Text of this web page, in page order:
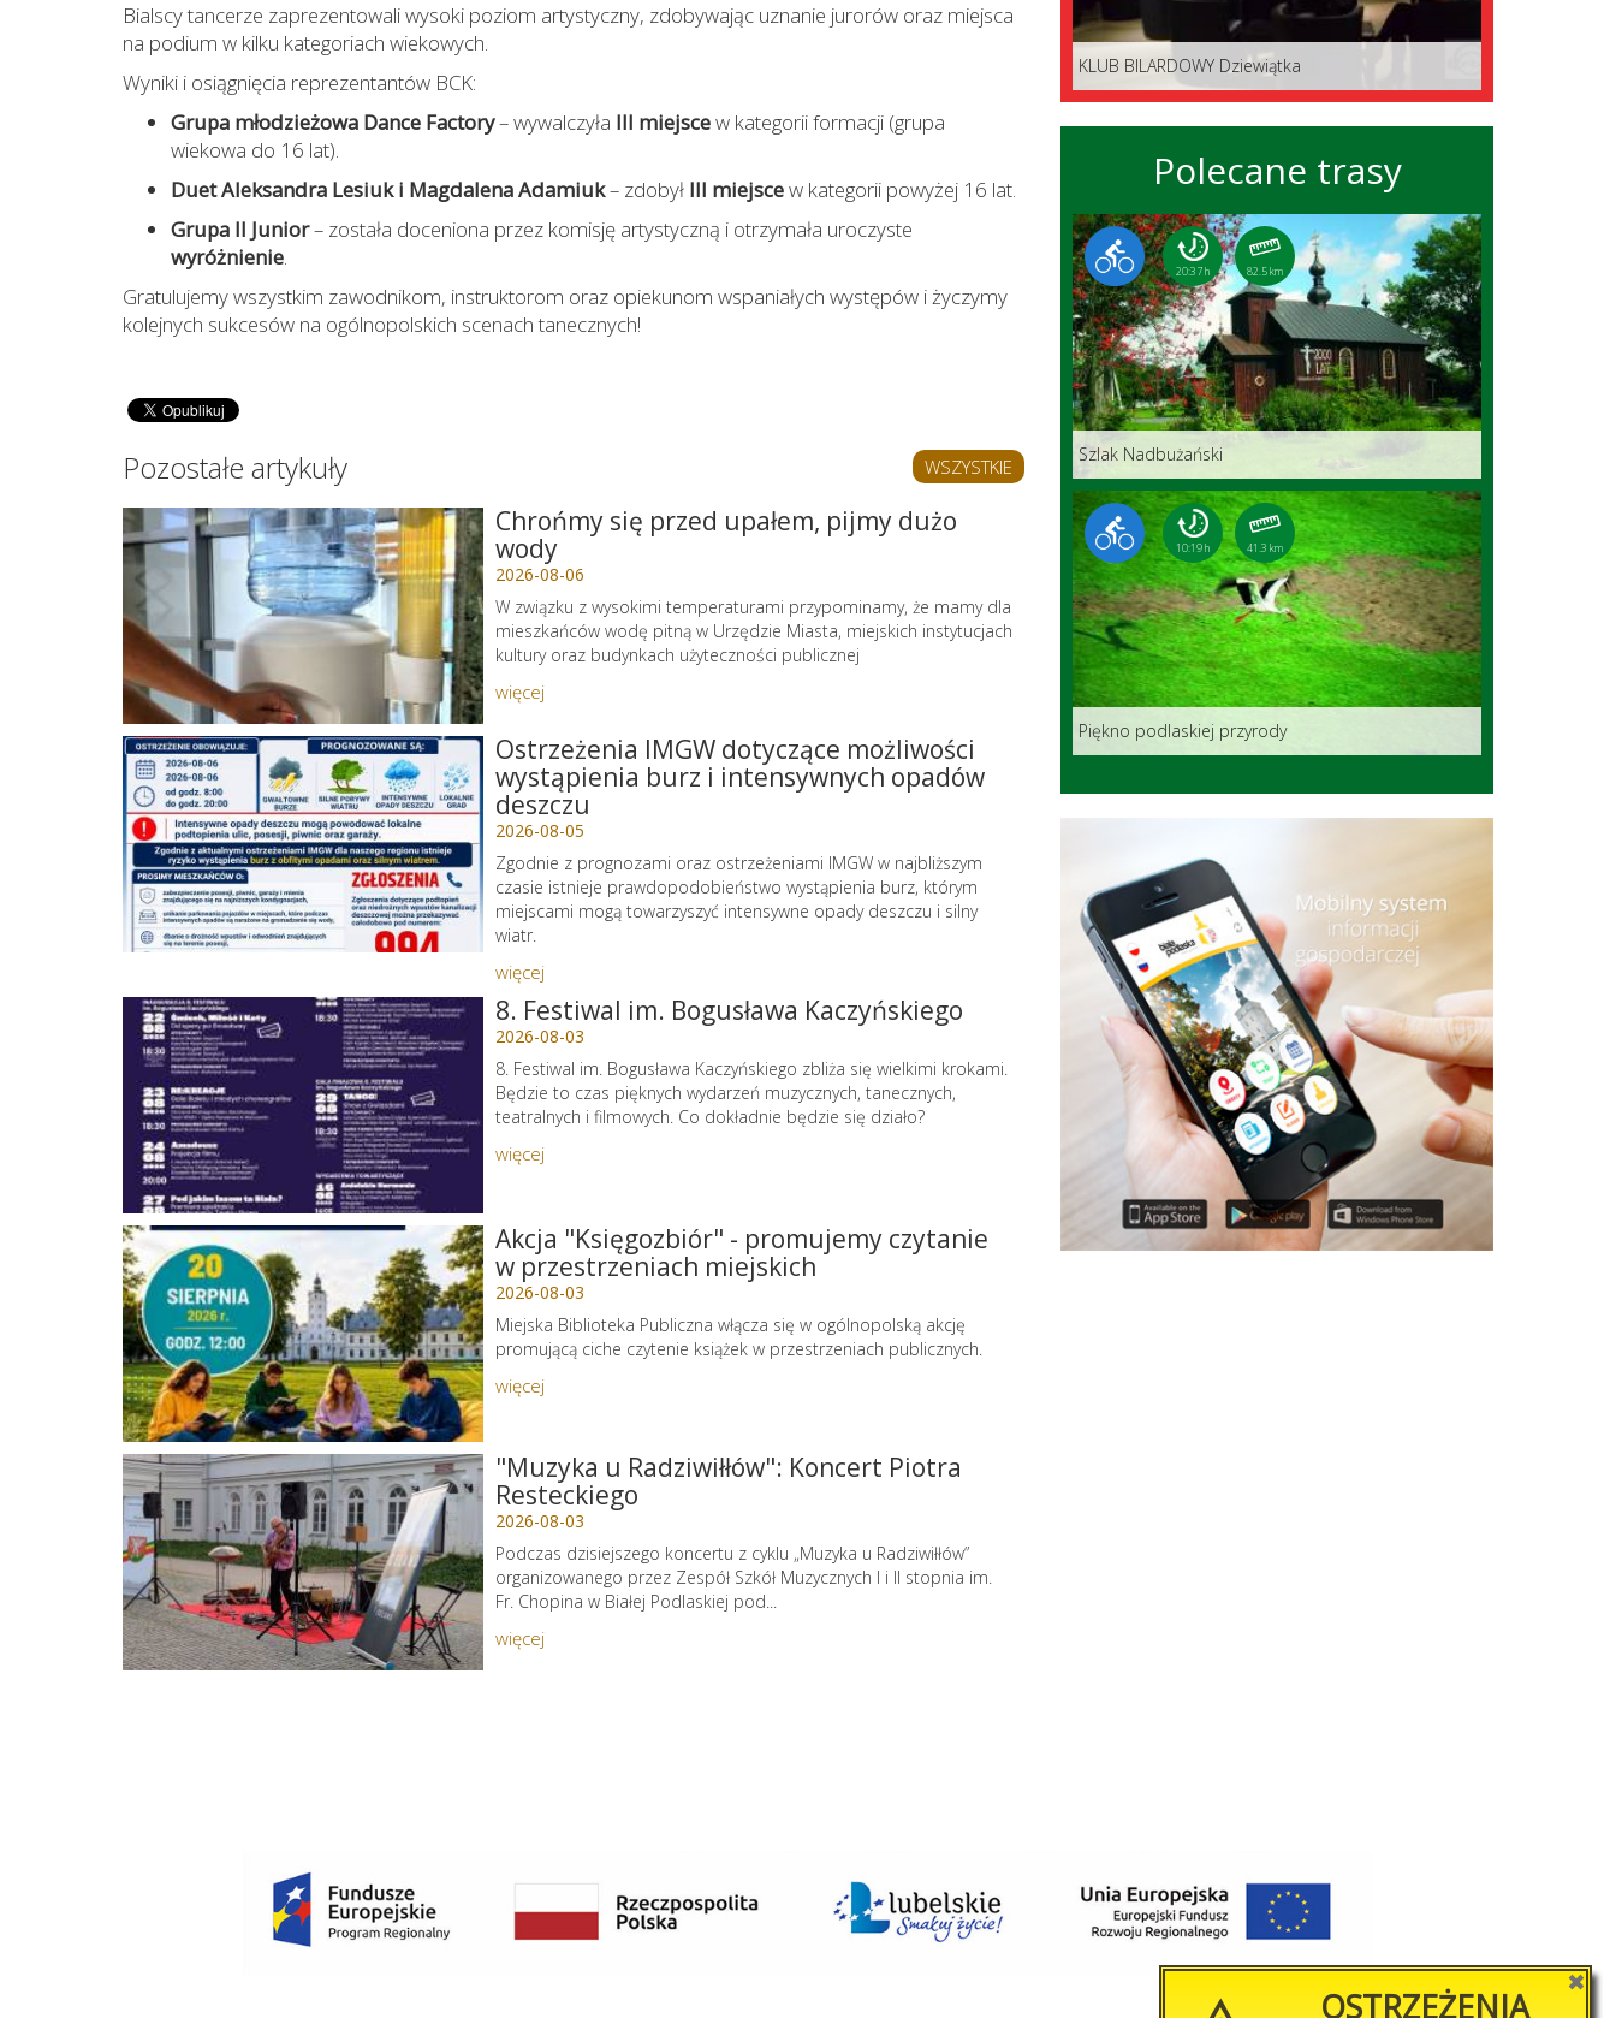
Bialscy tancerze zaprezentowali wysoki poziom artystyczny, zdobywając uznanie jurorów oraz miejsca
na podium w kilku kategoriach wiekowych.
Wyniki i osiągnięcia reprezentantów BCK:
Grupa młodzieżowa Dance Factory– wywalczyła III miejscew kategorii formacji (grupa
wiekowa do 16 lat).
Duet Aleksandra Lesiuk i Magdalena Adamiuk– zdobył III miejscew kategorii powyżej 16 lat.
Grupa II Junior– została doceniona przez komisję artystyczną i otrzymała uroczyste
wyróżnienie.
Gratulujemy wszystkim zawodnikom, instruktorom oraz opiekunom wspaniałych występów i życzymy
kolejnych sukcesów na ogólnopolskich scenach tanecznych!
Pozostałe artykuły WSZYSTKIE
Chrońmy się przed upałem, pijmy dużo
wody
2026-08-06
W związku z wysokimi temperaturami przypominamy, że mamy dla
mieszkańców wodę pitną w Urzędzie Miasta, miejskich instytucjach
kultury oraz budynkach użyteczności publicznej
więcej
Ostrzeżenia IMGW dotyczące możliwości
wystąpienia burz i intensywnych opadów
deszczu
2026-08-05
Zgodnie z prognozami oraz ostrzeżeniami IMGW w najbliższym
czasie istnieje prawdopodobieństwo wystąpienia burz, którym
miejscami mogą towarzyszyć intensywne opady deszczu i silny
wiatr.
więcej
8. Festiwal im. Bogusława Kaczyńskiego
2026-08-03
8. Festiwal im. Bogusława Kaczyńskiego zbliża się wielkimi krokami.
Będzie to czas pięknych wydarzeń muzycznych, tanecznych,
teatralnych i filmowych. Co dokładnie będzie się działo?
więcej
Akcja "Księgozbiór" - promujemy czytanie
w przestrzeniach miejskich
2026-08-03
Miejska Biblioteka Publiczna włącza się w ogólnopolską akcję
promującą ciche czytenie książek w przestrzeniach publicznych.
więcej
"Muzyka u Radziwiłłów": Koncert Piotra
Resteckiego
2026-08-03
Podczas dzisiejszego koncertu z cyklu „Muzyka u Radziwiłłów”
organizowanego przez Zespół Szkół Muzycznych I i II stopnia im.
Fr. Chopina w Białej Podlaskiej pod...
więcej
KLUB BILARDOWY Dziewiątka
Polecane trasy
20:37 h 82.5 km
Szlak Nadbużański
10:19 h 41.3 km
Piękno podlaskiej przyrody
✖
OSTRZEŻENIA